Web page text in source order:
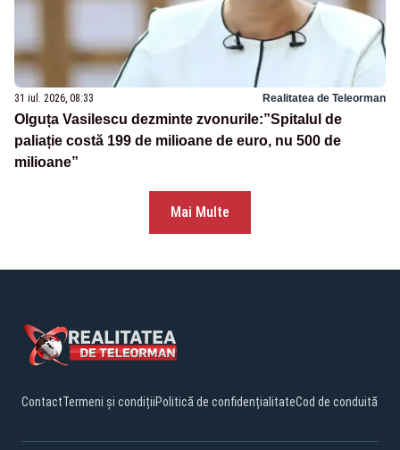
31 iul. 2026, 08:33 Realitatea de Teleorman
Olguța Vasilescu dezminte zvonurile:”Spitalul de
paliație costă 199 de milioane de euro, nu 500 de
milioane”
Mai Multe
ContactTermeni și condițiiPolitică de confidențialitateCod de conduită